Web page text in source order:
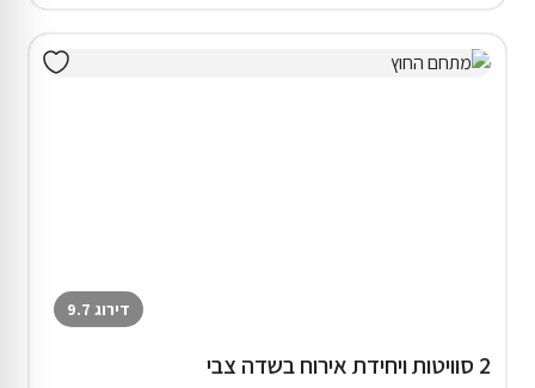
דירוג 9.7
2 סוויטות ויחידת אירוח בשדה צבי